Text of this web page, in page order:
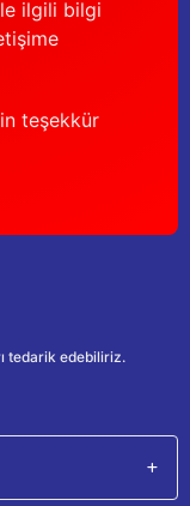
ilgili bilgi
teşekkür
tedarik edebiliriz.